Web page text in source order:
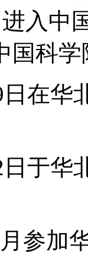
入中
国科
华
华
加华